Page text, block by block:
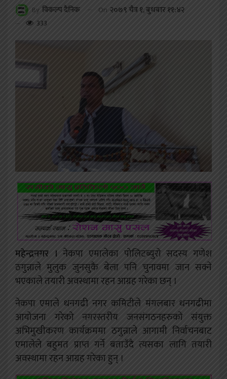
By विकल्प दैनिक On २०७९ चैत्र १, बुधबार ११:४२
333
महेन्द्रनगर । नेकपा एमालेका पोलिटब्युरो सदस्य गणेश
ठगुन्नाले मुलुक जुनसुकै बेला पनि चुनावमा जान सक्ने
भएकाले तयारी अवस्थामा रहन आग्रह गरेका छन् ।
नेकपा एमाले धनगढी नगर कमिटीले मंगलबार धनगढीमा
आयोजना गरेको नगरस्तरीय जनसंगठनहरुको संयुक्त
अभिमुखीकरण कार्यक्रममा ठगुन्नाले आगामी निर्वाचनबाट
एमालेले बहुमत प्राप्त गर्ने बताउँदै त्यसका लागि तयारी
अवस्थामा रहन आग्रह गरेका हुन् ।